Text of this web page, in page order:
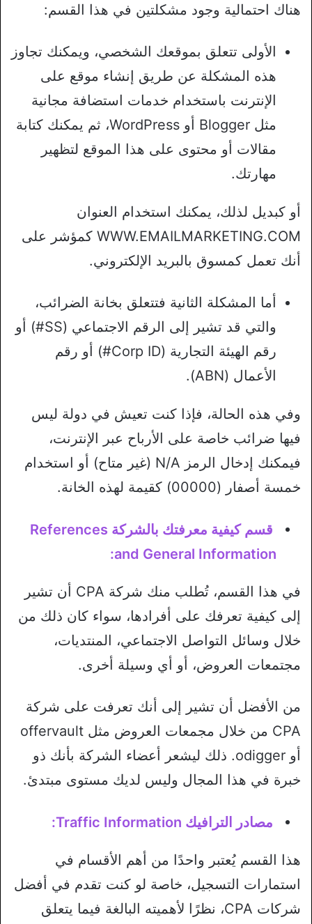
هناك احتمالية وجود مشكلتين في هذا القسم:
الأولى تتعلق بموقعك الشخصي، ويمكنك تجاوز
هذه المشكلة عن طريق إنشاء موقع على
الإنترنت باستخدام خدمات استضافة مجانية
مثل Blogger أو WordPress، ثم يمكنك كتابة
مقالات أو محتوى على هذا الموقع لتظهير
مهارتك.
أو كبديل لذلك، يمكنك استخدام العنوان
WWW.EMAILMARKETING.COM كمؤشر على
أنك تعمل كمسوق بالبريد الإلكتروني.
أما المشكلة الثانية فتتعلق بخانة الضرائب،
والتي قد تشير إلى الرقم الاجتماعي (SS#) أو
رقم الهيئة التجارية (Corp ID#) أو رقم
الأعمال (ABN).
وفي هذه الحالة، فإذا كنت تعيش في دولة ليس
فيها ضرائب خاصة على الأرباح عبر الإنترنت،
فيمكنك إدخال الرمز N/A (غير متاح) أو استخدام
خمسة أصفار (00000) كقيمة لهذه الخانة.
قسم كيفية معرفتك بالشركة References
and General Information:
في هذا القسم، تُطلب منك شركة CPA أن تشير
إلى كيفية تعرفك على أفرادها، سواء كان ذلك من
خلال وسائل التواصل الاجتماعي، المنتديات،
مجتمعات العروض، أو أي وسيلة أخرى.
من الأفضل أن تشير إلى أنك تعرفت على شركة
CPA من خلال مجمعات العروض مثل offervault
أو odigger. ذلك ليشعر أعضاء الشركة بأنك ذو
خبرة في هذا المجال وليس لديك مستوى مبتدئ.
مصادر الترافيك Traffic Information:
هذا القسم يُعتبر واحدًا من أهم الأقسام في
استمارات التسجيل، خاصة لو كنت تقدم في أفضل
شركات CPA، نظرًا لأهميته البالغة فيما يتعلق